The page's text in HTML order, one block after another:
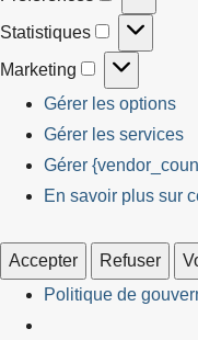
Statistiques
Marketing
Marketing
Gérer les options
Gérer les services
Gérer
En savoir plus sur
Accepter Refuser
Politique de